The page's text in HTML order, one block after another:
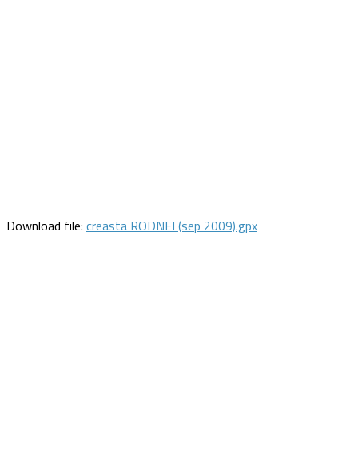
Download file: creasta RODNEI (sep 2009).gpx